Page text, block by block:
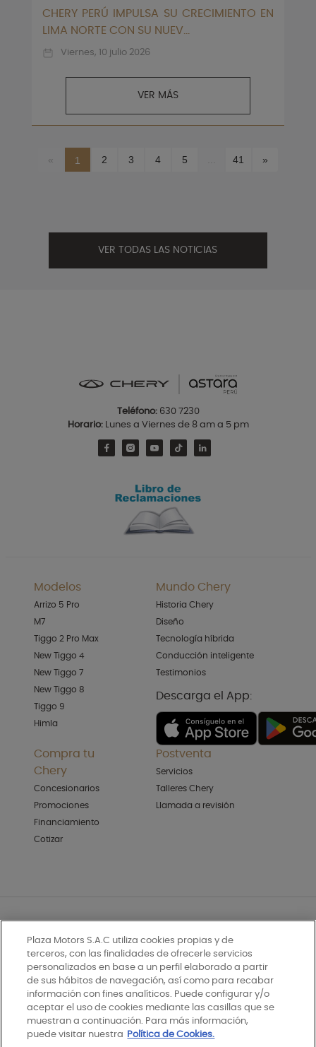
CHERY PERÚ IMPULSA SU CRECIMIENTO EN
LIMA NORTE CON SU NUEV...
Viernes, 10 julio 2026
VER MÁS
« 1 2 3 4 5 41 »
VER TODAS LAS NOTICIAS
Teléfono:630 7230
Horario:Lunes a Viernes de 8 am a 5 pm
Modelos
Arrizo 5 Pro
M7
Tiggo 2 Pro Max
New Tiggo 4
New Tiggo 7
New Tiggo 8
Tiggo 9
Himla
Mundo Chery
Historia Chery
Diseño
Tecnología híbrida
Conducción inteligente
Testimonios
Descarga el App:
Compra tu
Chery
Concesionarios
Promociones
Financiamiento
Cotizar
Postventa
Servicios
Talleres Chery
Llamada a revisión
Política de privacidad
Política de cookies
Términos y condiciones
Libro de reclamaciones
Plaza Motors S.A.C utiliza cookies propias y de
terceros, con las finalidades de ofrecerle servicios
personalizados en base a un perfil elaborado a partir
de sus hábitos de navegación, así como para recabar
información con fines analíticos. Puede configurar y/o
aceptar el uso de cookies mediante las casillas que se
muestran a continuación. Para más información,
puede visitar nuestra
Política de Cookies.